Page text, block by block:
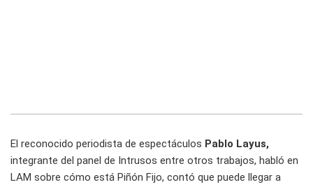
El reconocido periodista de espectáculos Pablo Layus,
integrante del panel de Intrusos entre otros trabajos, habló en
LAM sobre cómo está Piñón Fijo, contó que puede llegar a